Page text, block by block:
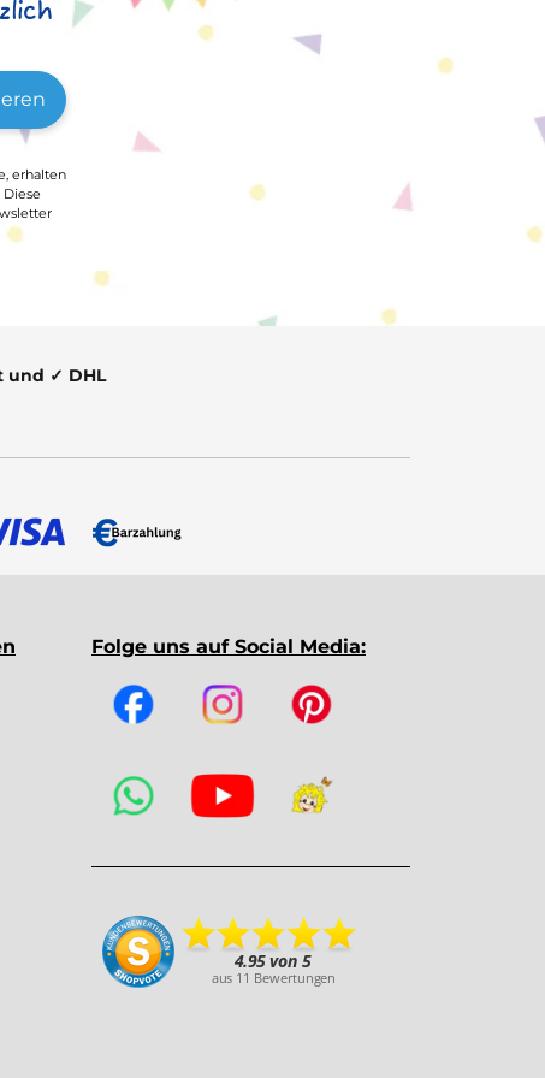
erhalten
und ✓ DHL
Folge uns auf Social Media: